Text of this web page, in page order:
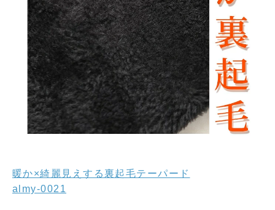
暖か×綺麗見えする裏起毛テーパード
almy-0021